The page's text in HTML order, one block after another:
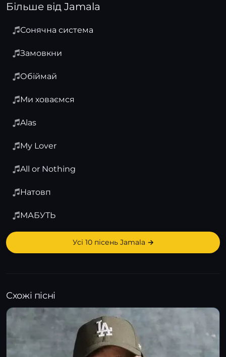
Більше від Jamala
Сонячна система
Замовкни
Обіймай
Ми ховаємся
Alas
My Lover
All or Nothing
Натовп
МАБУТЬ
Усі 10 пісень Jamala →
Схожі пісні